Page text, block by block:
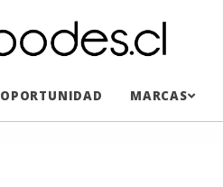
OPORTUNIDAD MARCAS